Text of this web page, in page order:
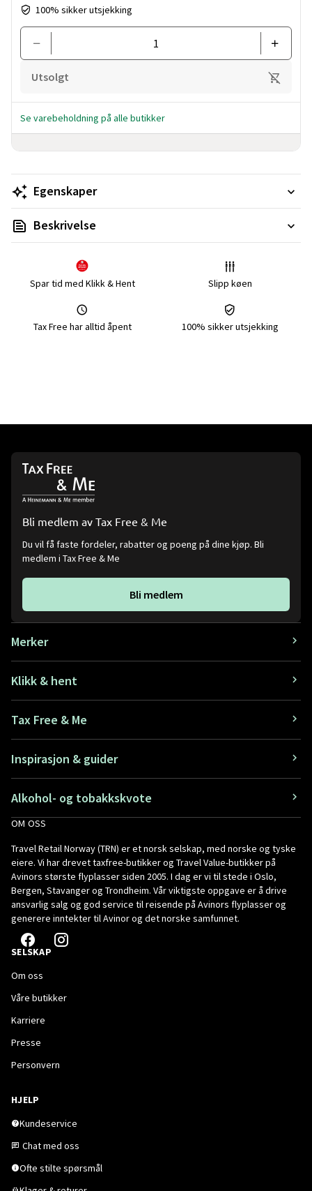
100% sikker utsjekking
Utsolgt
Se varebeholdning på alle butikker
Egenskaper
Beskrivelse
Spar tid med Klikk & Hent Slipp køen
Tax Free har alltid åpent 100% sikker utsjekking
Bli medlem av Tax Free & Me
Du vil få faste fordeler, rabatter og poeng på dine kjøp. Bli
medlem i Tax Free & Me
Bli medlem
Merker
Klikk & hent
Tax Free & Me
Inspirasjon & guider
Alkohol- og tobakkskvote
OM OSS
Travel Retail Norway (TRN) er et norsk selskap, med norske og tyske
eiere. Vi har drevet taxfree-butikker og Travel Value-butikker på
Avinors største flyplasser siden 2005. I dag er vi til stede i Oslo,
Bergen, Stavanger og Trondheim. Vår viktigste oppgave er å drive
ansvarlig salg og god service til reisende på Avinors flyplasser og
generere inntekter til Avinor og det norske samfunnet.
SELSKAP
Om oss
Våre butikker
Karriere
Presse
Personvern
HJELP
Kundeservice
Chat med oss
Ofte stilte spørsmål